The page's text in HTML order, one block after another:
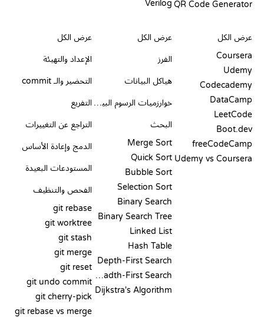
QR Code Generator
Verilog
عرض الكل
Coursera
Udemy
Codecademy
DataCamp
LeetCode
Boot.dev
freeCodeCamp
Udemy vs Coursera
عرض الكل
الفرز
هياكل البيانات
خوارزميات الرسوم البيانية
البحث
Merge Sort
Quick Sort
Bubble Sort
Selection Sort
Binary Search
Binary Search Tree
Linked List
Hash Table
Depth-First Search
Breadth-First Search
Dijkstra's Algorithm
عرض الكل
الإعداد والتهيئة
التحضير والـ commit
التفريع
التراجع عن التغييرات
الدمج وإعادة الأساس
المستودعات البعيدة
الفحص والتنظيف
git rebase
git worktree
git stash
git merge
git reset
git undo commit
git cherry-pick
git rebase vs merge